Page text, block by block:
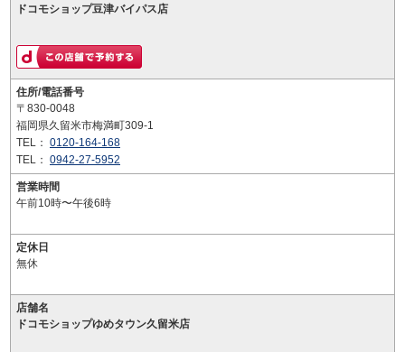
ドコモショップ豆津バイパス店
住所/電話番号
〒830-0048
福岡県久留米市梅満町309-1
TEL： 0120-164-168
TEL： 0942-27-5952
営業時間
午前10時〜午後6時
定休日
無休
店舗名
ドコモショップゆめタウン久留米店